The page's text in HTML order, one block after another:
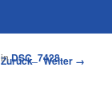
Navigation
Weiter →
inDSC_7428